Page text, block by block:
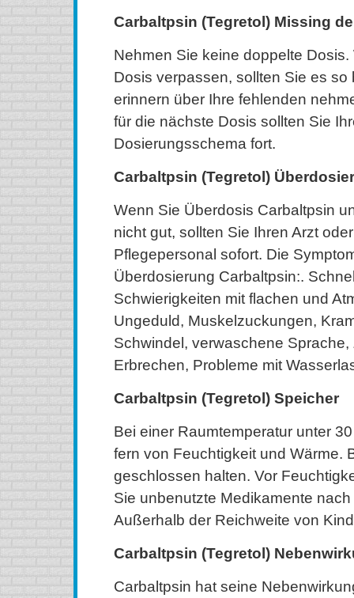
Carbaltpsin (Tegretol) Missing
Nehmen Sie keine doppelte
Dosis verpassen, sollten Sie es so
erinnern über Ihre fehlenden
für die nächste Dosis sollten Sie
Dosierungsschema fort.
Carbaltpsin (Tegretol)
Wenn Sie Überdosis Carbaltpsin
nicht gut, sollten Sie Ihren Arzt
Pflegepersonal sofort. Die
Überdosierung Carbaltpsin:.
Schwierigkeiten mit flachen und
Ungeduld, Muskelzuckungen,
Schwindel, verwaschene Sprache,
Erbrechen, Probleme mit
Carbaltpsin (Tegretol) Speicher
Bei einer Raumtemperatur unter
fern von Feuchtigkeit und Wärme.
geschlossen halten. Vor
Sie unbenutzte Medikamente
Außerhalb der Reichweite von
Carbaltpsin (Tegretol)
Carbaltpsin hat seine